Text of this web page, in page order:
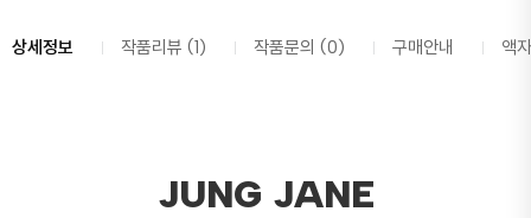
상세정보 작품리뷰 (1) 작품문의 (0) 구매안내 액
JUNG JANE